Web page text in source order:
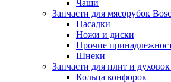
Чаши
Запчасти для мясорубок
Насадки
Ножи и диски
Прочие
Шнеки
Запчасти для плит и
Кольца конфорок